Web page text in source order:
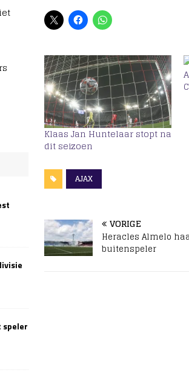
Klaas Jan Huntelaar stopt na
dit seizoen
AJAX
VORIGE
Heracles Almelo
buitenspeler
speler